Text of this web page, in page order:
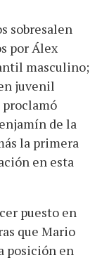
sobresalen
por Álex
masculino;
juvenil
proclamó
de la
la primera
en esta
puesto en
que Mario
posición en